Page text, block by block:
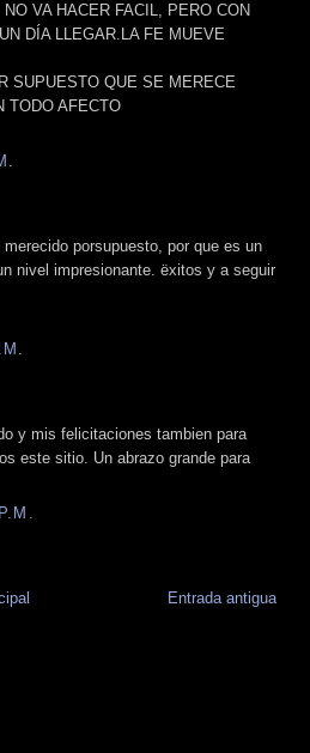
VA HACER FACIL, PERO CON
DÍA LLEGAR.LA FE MUEVE
SUPUESTO QUE SE MERECE
TODO AFECTO
porsupuesto, por que es un
nivel impresionante. ëxitos y a seguir
y mis felicitaciones tambien para
este sitio. Un abrazo grande para
Entrada antigua